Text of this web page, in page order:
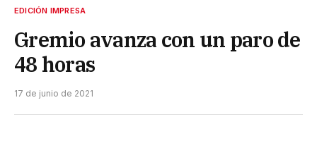
EDICIÓN IMPRESA
Gremio avanza con un paro de
48 horas
17 de junio de 2021